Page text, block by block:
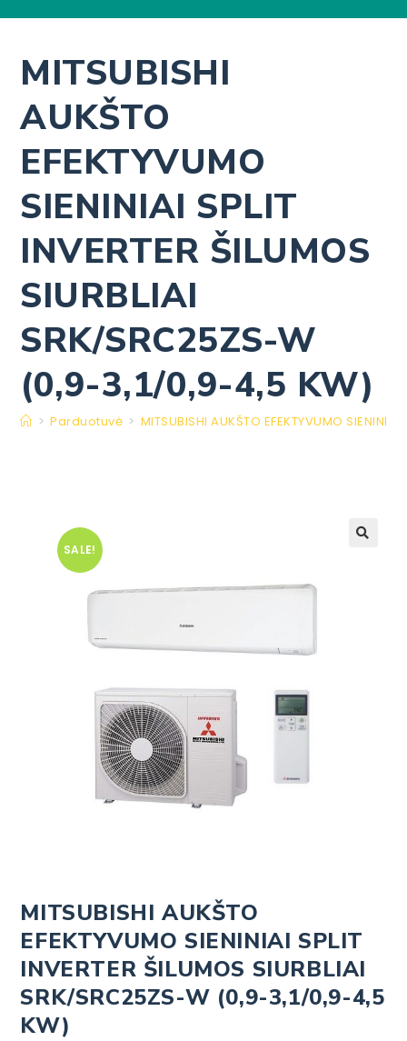
MITSUBISHI
AUKŠTO
EFEKTYVUMO
SIENINIAI SPLIT
INVERTER ŠILUMOS
SIURBLIAI
SRK/SRC25ZS-W
(0,9-3,1/0,9-4,5 KW)
> Parduotuvė > MITSUBISHI AUKŠTO EFEKTYVUMO
SALE!
MITSUBISHI AUKŠTO
EFEKTYVUMO SIENINIAI SPLIT
INVERTER ŠILUMOS SIURBLIAI
SRK/SRC25ZS-W (0,9-3,1/0,9-4,5
KW)